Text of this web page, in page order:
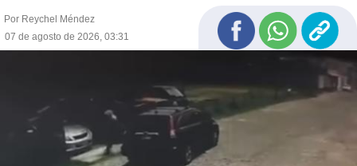
Por Reychel Méndez
07 de agosto de 2026, 03:31